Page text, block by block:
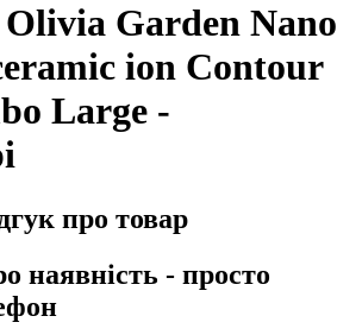
Garden Nano
ion Contour
Large -
про товар
наявність - просто